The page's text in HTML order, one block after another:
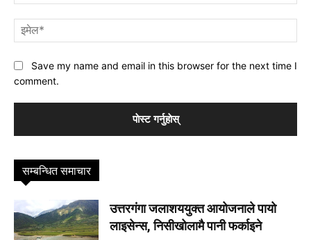
Save my name and email in this browser for the next time I
comment.
सम्बन्धित समाचार
उत्तरगंगा जलाशययुक्त आयोजनाले पायो
लाइसेन्स, निसीखोलामै पानी फर्काइने